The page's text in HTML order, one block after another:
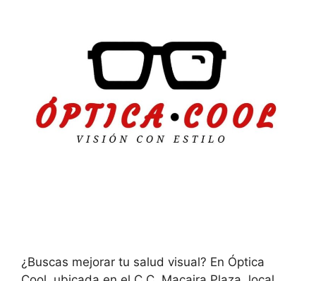
¿Buscas mejorar tu salud visual? En Óptica